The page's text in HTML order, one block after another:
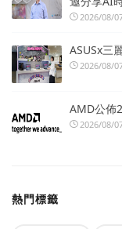
2026/08/
ASUSx三
2026/08/
AMD公佈
2026/08/
熱門標籤